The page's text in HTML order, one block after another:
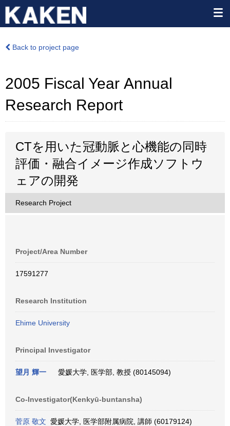
Back to project page
2005 Fiscal Year Annual
Research Report
CTを用いた冠動脈と心機能の同時
評価・融合イメージ作成ソフトウ
ェアの開発
Research Project
Project/Area Number
17591277
Research Institution
Ehime University
Principal Investigator
望月 輝一 愛媛大学, 医学部, 教授 (80145094)
Co-Investigator(Kenkyū-buntansha)
菅原 敬文 愛媛大学, 医学部附属病院, 講師 (60179124)